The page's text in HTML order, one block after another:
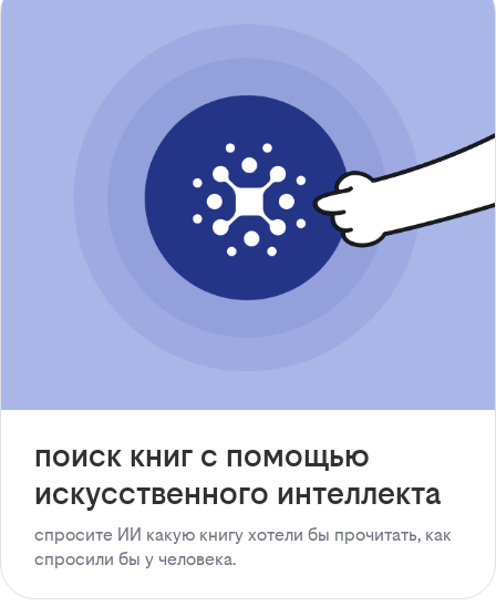
поиск книг с помощью
искусственного интеллекта
спросите ИИ какую книгу хотели бы прочитать, как
спросили бы у человека.